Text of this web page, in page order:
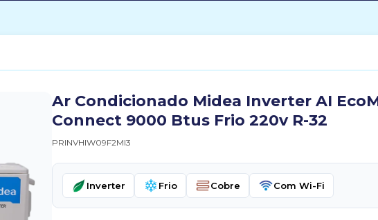
Ar Condicionado Midea Inverter AI
Connect 9000 Btus Frio 220v R-32
PRINVHIW09F2MI3
Inverter Frio Cobre Com Wi-Fi